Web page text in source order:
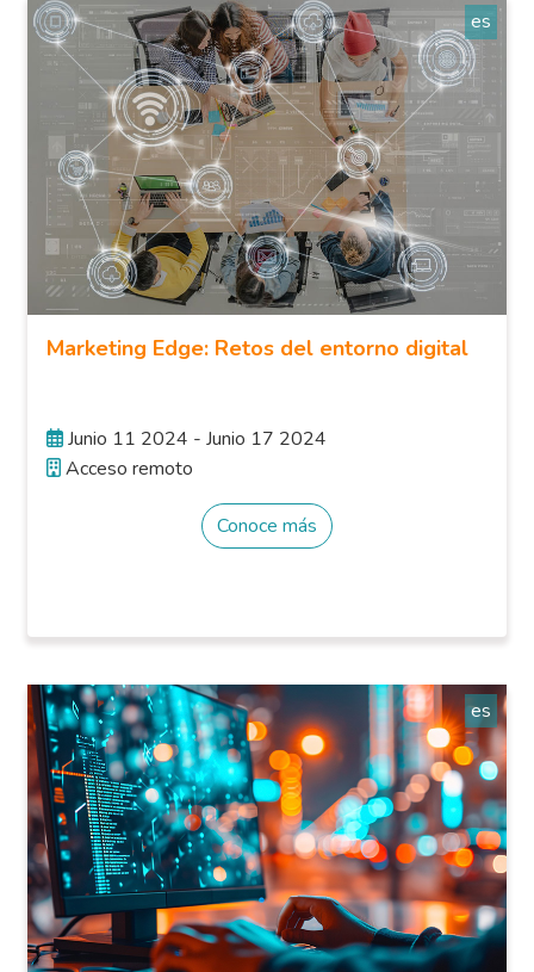
es
Marketing Edge: Retos del entorno digital
Junio 11 2024 - Junio 17 2024
Acceso remoto
Conoce más
es